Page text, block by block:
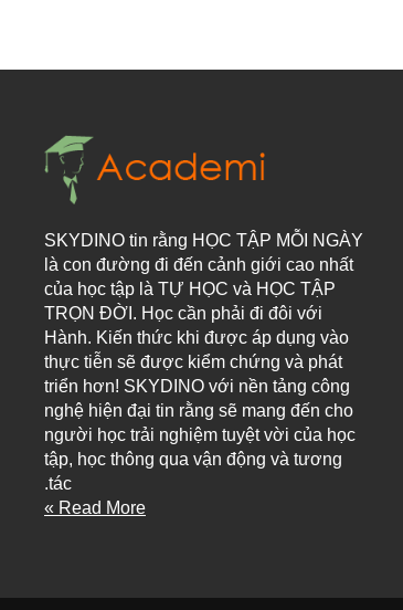
SKYDINO tin rằng HỌC TẬP MỖI NGÀY
là con đường đi đến cảnh giới cao nhất
của học tập là TỰ HỌC và HỌC TẬP
TRỌN ĐỜI. Học cần phải đi đôi với
Hành. Kiến thức khi được áp dụng vào
thực tiễn sẽ được kiểm chứng và phát
triển hơn! SKYDINO với nền tảng công
nghệ hiện đại tin rằng sẽ mang đến cho
người học trải nghiệm tuyệt vời của học
tập, học thông qua vận động và tương
tác.
Read More »